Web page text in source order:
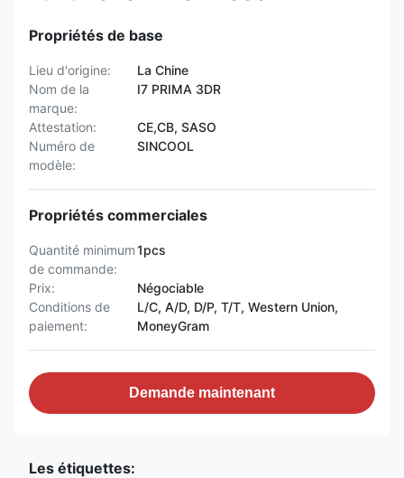
Propriétés de base
Lieu d'origine:
La Chine
Nom de la
marque:
I7 PRIMA 3DR
Attestation:
CE,CB, SASO
Numéro de
modèle:
SINCOOL
Propriétés commerciales
Quantité minimum
de commande:
1pcs
Prix:
Négociable
Conditions de
paiement:
L/C, A/D, D/P, T/T, Western Union,
MoneyGram
Demande maintenant
Les étiquettes: